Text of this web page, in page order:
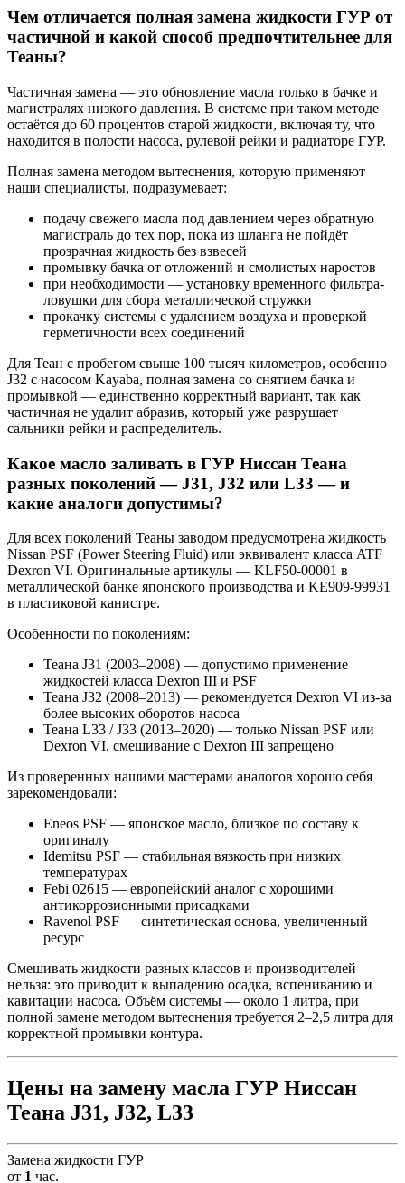
Чем отличается полная замена жидкости ГУР от
частичной и какой способ предпочтительнее для
Теаны?
Частичная замена — это обновление масла только в бачке и
магистралях низкого давления. В системе при таком методе
остаётся до 60 процентов старой жидкости, включая ту, что
находится в полости насоса, рулевой рейки и радиаторе ГУР.
Полная замена методом вытеснения, которую применяют
наши специалисты, подразумевает:
подачу свежего масла под давлением через обратную
магистраль до тех пор, пока из шланга не пойдёт
прозрачная жидкость без взвесей
промывку бачка от отложений и смолистых наростов
при необходимости — установку временного фильтра-
ловушки для сбора металлической стружки
прокачку системы с удалением воздуха и проверкой
герметичности всех соединений
Для Теан с пробегом свыше 100 тысяч километров, особенно
J32 с насосом Kayaba, полная замена со снятием бачка и
промывкой — единственно корректный вариант, так как
частичная не удалит абразив, который уже разрушает
сальники рейки и распределитель.
Какое масло заливать в ГУР Ниссан Теана
разных поколений — J31, J32 или L33 — и
какие аналоги допустимы?
Для всех поколений Теаны заводом предусмотрена жидкость
Nissan PSF (Power Steering Fluid) или эквивалент класса ATF
Dexron VI. Оригинальные артикулы — KLF50-00001 в
металлической банке японского производства и KE909-99931
в пластиковой канистре.
Особенности по поколениям:
Теана J31 (2003–2008) — допустимо применение
жидкостей класса Dexron III и PSF
Теана J32 (2008–2013) — рекомендуется Dexron VI из-за
более высоких оборотов насоса
Теана L33 / J33 (2013–2020) — только Nissan PSF или
Dexron VI, смешивание с Dexron III запрещено
Из проверенных нашими мастерами аналогов хорошо себя
зарекомендовали:
Eneos PSF — японское масло, близкое по составу к
оригиналу
Idemitsu PSF — стабильная вязкость при низких
температурах
Febi 02615 — европейский аналог с хорошими
антикоррозионными присадками
Ravenol PSF — синтетическая основа, увеличенный
ресурс
Смешивать жидкости разных классов и производителей
нельзя: это приводит к выпадению осадка, вспениванию и
кавитации насоса. Объём системы — около 1 литра, при
полной замене методом вытеснения требуется 2–2,5 литра для
корректной промывки контура.
Цены на замену масла ГУР Ниссан
Теана J31, J32, L33
Замена жидкости ГУР
от 1 час.